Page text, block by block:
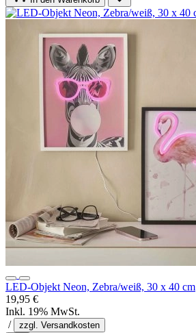
LED-Objekt Neon, Zebra/weiß, 30 x 40 cm
19,95 €
Inkl. 19% MwSt.
/
zzgl. Versandkosten